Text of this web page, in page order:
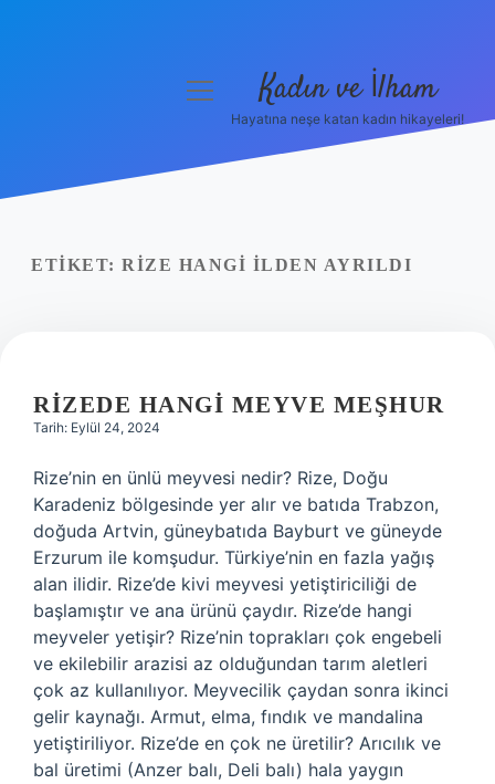
Yasal Uyarı
menüyü
Kadın ve İlham
Hayatına neşe katan kadın hikayeleri!
ETIKET: RIZE HANGI ILDEN AYRILDI
RIZEDE HANGI MEYVE MEŞHUR
Tarih: Eylül 24, 2024
Rize’nin en ünlü meyvesi nedir? Rize, Doğu
Karadeniz bölgesinde yer alır ve batıda Trabzon,
doğuda Artvin, güneybatıda Bayburt ve güneyde
Erzurum ile komşudur. Türkiye’nin en fazla yağış
alan ilidir. Rize’de kivi meyvesi yetiştiriciliği de
başlamıştır ve ana ürünü çaydır. Rize’de hangi
meyveler yetişir? Rize’nin toprakları çok engebeli
ve ekilebilir arazisi az olduğundan tarım aletleri
çok az kullanılıyor. Meyvecilik çaydan sonra ikinci
gelir kaynağı. Armut, elma, fındık ve mandalina
yetiştiriliyor. Rize’de en çok ne üretilir? Arıcılık ve
bal üretimi (Anzer balı, Deli balı) hala yaygın